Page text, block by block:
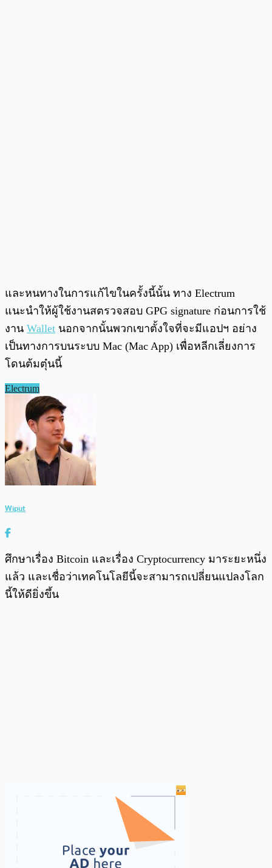
และหนทางในการแก้ไขในครั้งนี้นั้น ทาง Electrum
แนะนำให้ผู้ใช้งานสตรวจสอบ GPG signature ก่อนการใช้
งาน Wallet นอกจากนั้นพวกเขาตั้งใจที่จะมีแอปฯ อย่าง
เป็นทางการบนระบบ Mac (Mac App) เพื่อหลีกเลี่ยงการ
โดนต้มตุ๋นนี้
Electrum
Wiput
ศึกษาเรื่อง Bitcoin และเรื่อง Cryptocurrency มาระยะหนึ่ง
แล้ว และเชื่อว่าเทคโนโลยีนี้จะสามารถเปลี่ยนแปลงโลก
นี้ให้ดียิ่งขึ้น